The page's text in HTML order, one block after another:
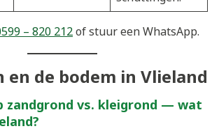
– 820 212of stuur een WhatsApp.
en de bodem in Vlieland
zandgrond vs. kleigrond — wat